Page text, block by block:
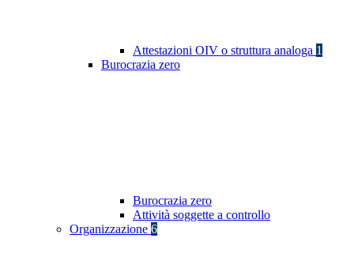
Attestazioni OIV o struttura analoga 1
Burocrazia zero
Burocrazia zero
Attività soggette a controllo
Organizzazione 6